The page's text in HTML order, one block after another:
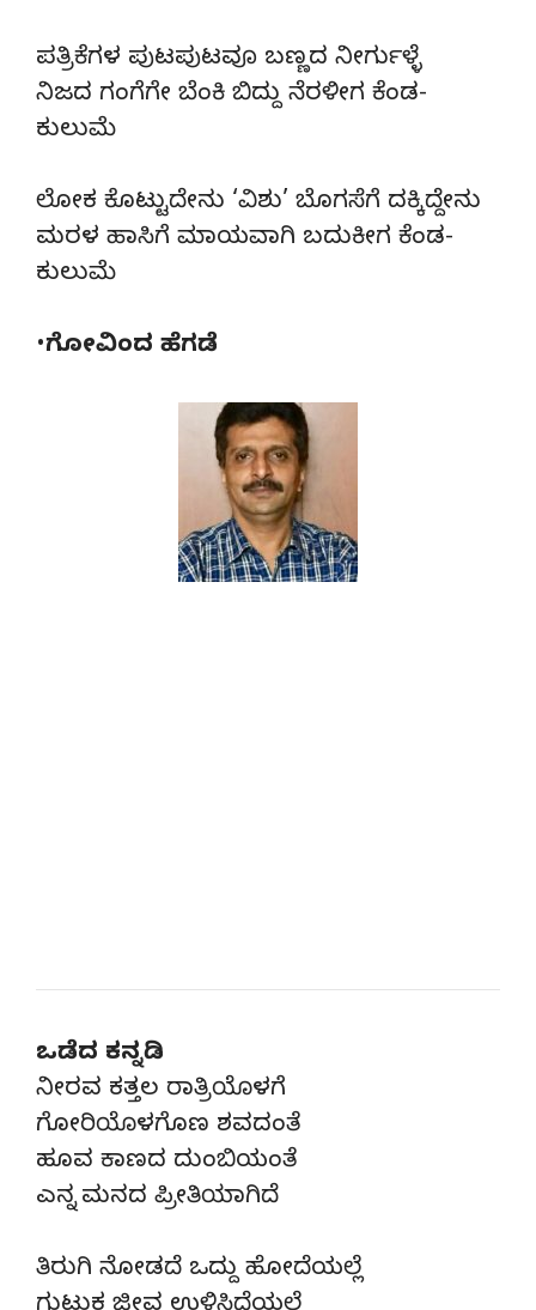
ಪತ್ರಿಕೆಗಳ ಪುಟಪುಟವೂ ಬಣ್ಣದ ನೀರ್ಗುಳ್ಳೆ
ನಿಜದ ಗಂಗೆಗೇ ಬೆಂಕಿ ಬಿದ್ದು ನೆರಳೀಗ ಕೆಂಡ-
ಕುಲುಮೆ
ಲೋಕ ಕೊಟ್ಟುದೇನು ‘ವಿಶು’ ಬೊಗಸೆಗೆ ದಕ್ಕಿದ್ದೇನು
ಮರಳ ಹಾಸಿಗೆ ಮಾಯವಾಗಿ ಬದುಕೀಗ ಕೆಂಡ-
ಕುಲುಮೆ
•ಗೋವಿಂದ ಹೆಗಡೆ
ಒಡೆದ ಕನ್ನಡಿ
ನೀರವ ಕತ್ತಲ ರಾತ್ರಿಯೊಳಗೆ
ಗೋರಿಯೊಳಗೊಣ ಶವದಂತೆ
ಹೂವ ಕಾಣದ ದುಂಬಿಯಂತೆ
ಎನ್ನ ಮನದ ಪ್ರೀತಿಯಾಗಿದೆ
ತಿರುಗಿ ನೋಡದೆ ಒದ್ದು ಹೋದೆಯಲ್ಲೆ